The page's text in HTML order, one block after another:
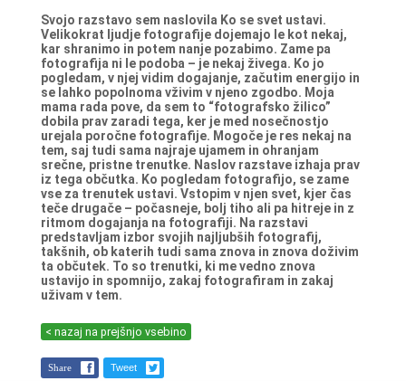
Svojo razstavo sem naslovila Ko se svet ustavi.
Velikokrat ljudje fotografije dojemajo le kot nekaj,
kar shranimo in potem nanje pozabimo. Zame pa
fotografija ni le podoba – je nekaj živega. Ko jo
pogledam, v njej vidim dogajanje, začutim energijo in
se lahko popolnoma vživim v njeno zgodbo. Moja
mama rada pove, da sem to “fotografsko žilico”
dobila prav zaradi tega, ker je med nosečnostjo
urejala poročne fotografije. Mogoče je res nekaj na
tem, saj tudi sama najraje ujamem in ohranjam
srečne, pristne trenutke. Naslov razstave izhaja prav
iz tega občutka. Ko pogledam fotografijo, se zame
vse za trenutek ustavi. Vstopim v njen svet, kjer čas
teče drugače – počasneje, bolj tiho ali pa hitreje in z
ritmom dogajanja na fotografiji. Na razstavi
predstavljam izbor svojih najljubših fotografij,
takšnih, ob katerih tudi sama znova in znova doživim
ta občutek. To so trenutki, ki me vedno znova
ustavijo in spomnijo, zakaj fotografiram in zakaj
uživam v tem.
< nazaj na prejšnjo vsebino
Share Tweet